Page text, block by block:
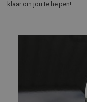
klaar om jou te helpen!